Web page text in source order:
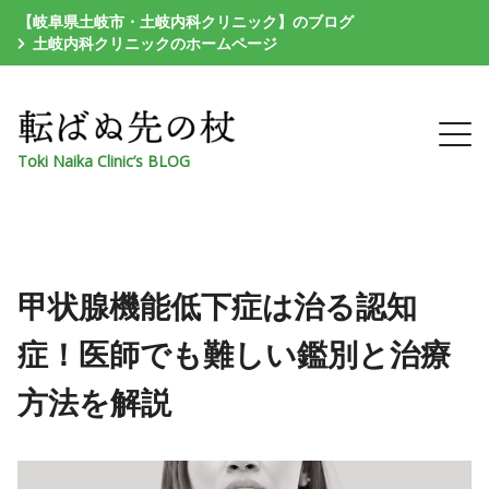
【岐阜県土岐市・土岐内科クリニック】のブログ
土岐内科クリニックのホームページ
Toki Naika Clinic’s BLOG
甲状腺機能低下症は治る認知
症！医師でも難しい鑑別と治療
方法を解説